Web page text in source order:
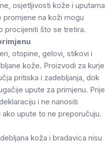
osjetljivosti kože i uputama
na koži mogu
procijeniti što se tretira.
otopine, gelovi, stikovi i
kože. Proizvodi za kurje
pritiska i zadebljanja, dok
upute za primjenu. Prije
i ne nanositi
upute to ne preporučuju.
koža i bradavica nisu